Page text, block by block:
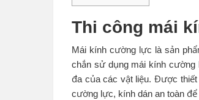
Thi công mái
Mái kính cường lực là sản
chắn sử dụng mái kính cường
đa của các vật liệu. Được
cường lực, kính dán an toàn